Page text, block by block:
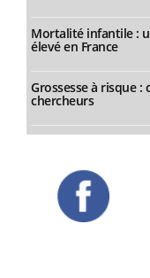
Mortalité infantile :
élevé en France
Grossesse à risque
chercheurs